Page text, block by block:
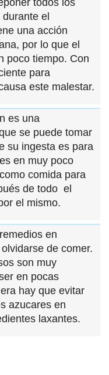
el
una acción
por lo que el
poco tiempo. Con
para
este malestar.
es una
se puede tomar
su ingesta es para
en muy poco
comida para
de todo el
el mismo.
en
de comer.
son muy
en pocas
hay que evitar
azucares en
laxantes.